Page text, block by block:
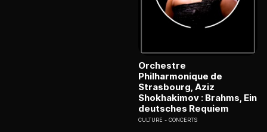
Orchestre
Philharmonique de
Strasbourg, Aziz
Shokhakimov : Brahms, Ein
deutsches Requiem
CULTURE CONCERTS